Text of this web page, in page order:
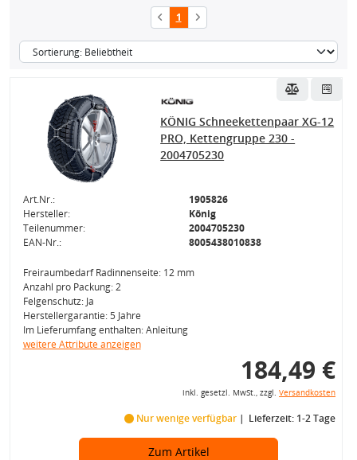
1
KÖNIG Schneekettenpaar XG-12
PRO, Kettengruppe 230 -
2004705230
Art.Nr.:
1905826
Hersteller:
König
Teilenummer:
2004705230
EAN-Nr.:
8005438010838
Freiraumbedarf Radinnenseite: 12 mm
Anzahl pro Packung: 2
Felgenschutz: Ja
Herstellergarantie: 5 Jahre
Im Lieferumfang enthalten: Anleitung
weitere Attribute anzeigen
184,49 €
inkl. gesetzl. MwSt., zzgl. Versandkosten
Nur wenige verfügbar Lieferzeit: 1-2 Tage
Zum Artikel